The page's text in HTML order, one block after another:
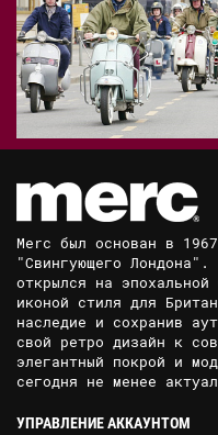
Merc был основан в
"Свингующего Лондона".
открылся на
иконой стиля для
наследие и сохранив
свой ретро дизайн к
элегантный покрой и
сегодня не менее
УПРАВЛЕНИЕ АККАУНТОМ